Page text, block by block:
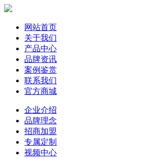
网站首页
关于我们
产品中心
品牌资讯
案例鉴赏
联系我们
官方商城
企业介绍
品牌理念
招商加盟
专属定制
视频中心